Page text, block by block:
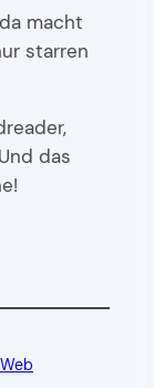
macht
starren
das